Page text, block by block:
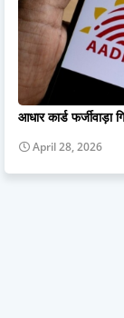
आधार कार्ड फर्जीवाड़ा
April 28, 2026